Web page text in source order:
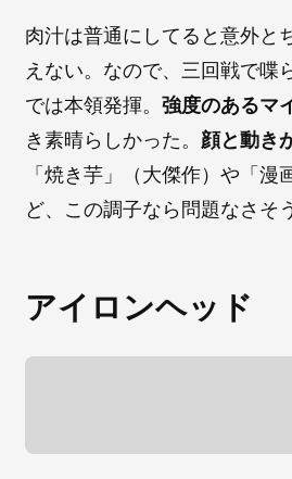
肉汁は普通にしてると意外と
えない。なので、三回戦で喋
では本領発揮。 強度のあるマ
き素晴らしかった。 顔と動き
「焼き芋」（大傑作）や「
ど、この調子なら問題なさそ
アイロンヘッド